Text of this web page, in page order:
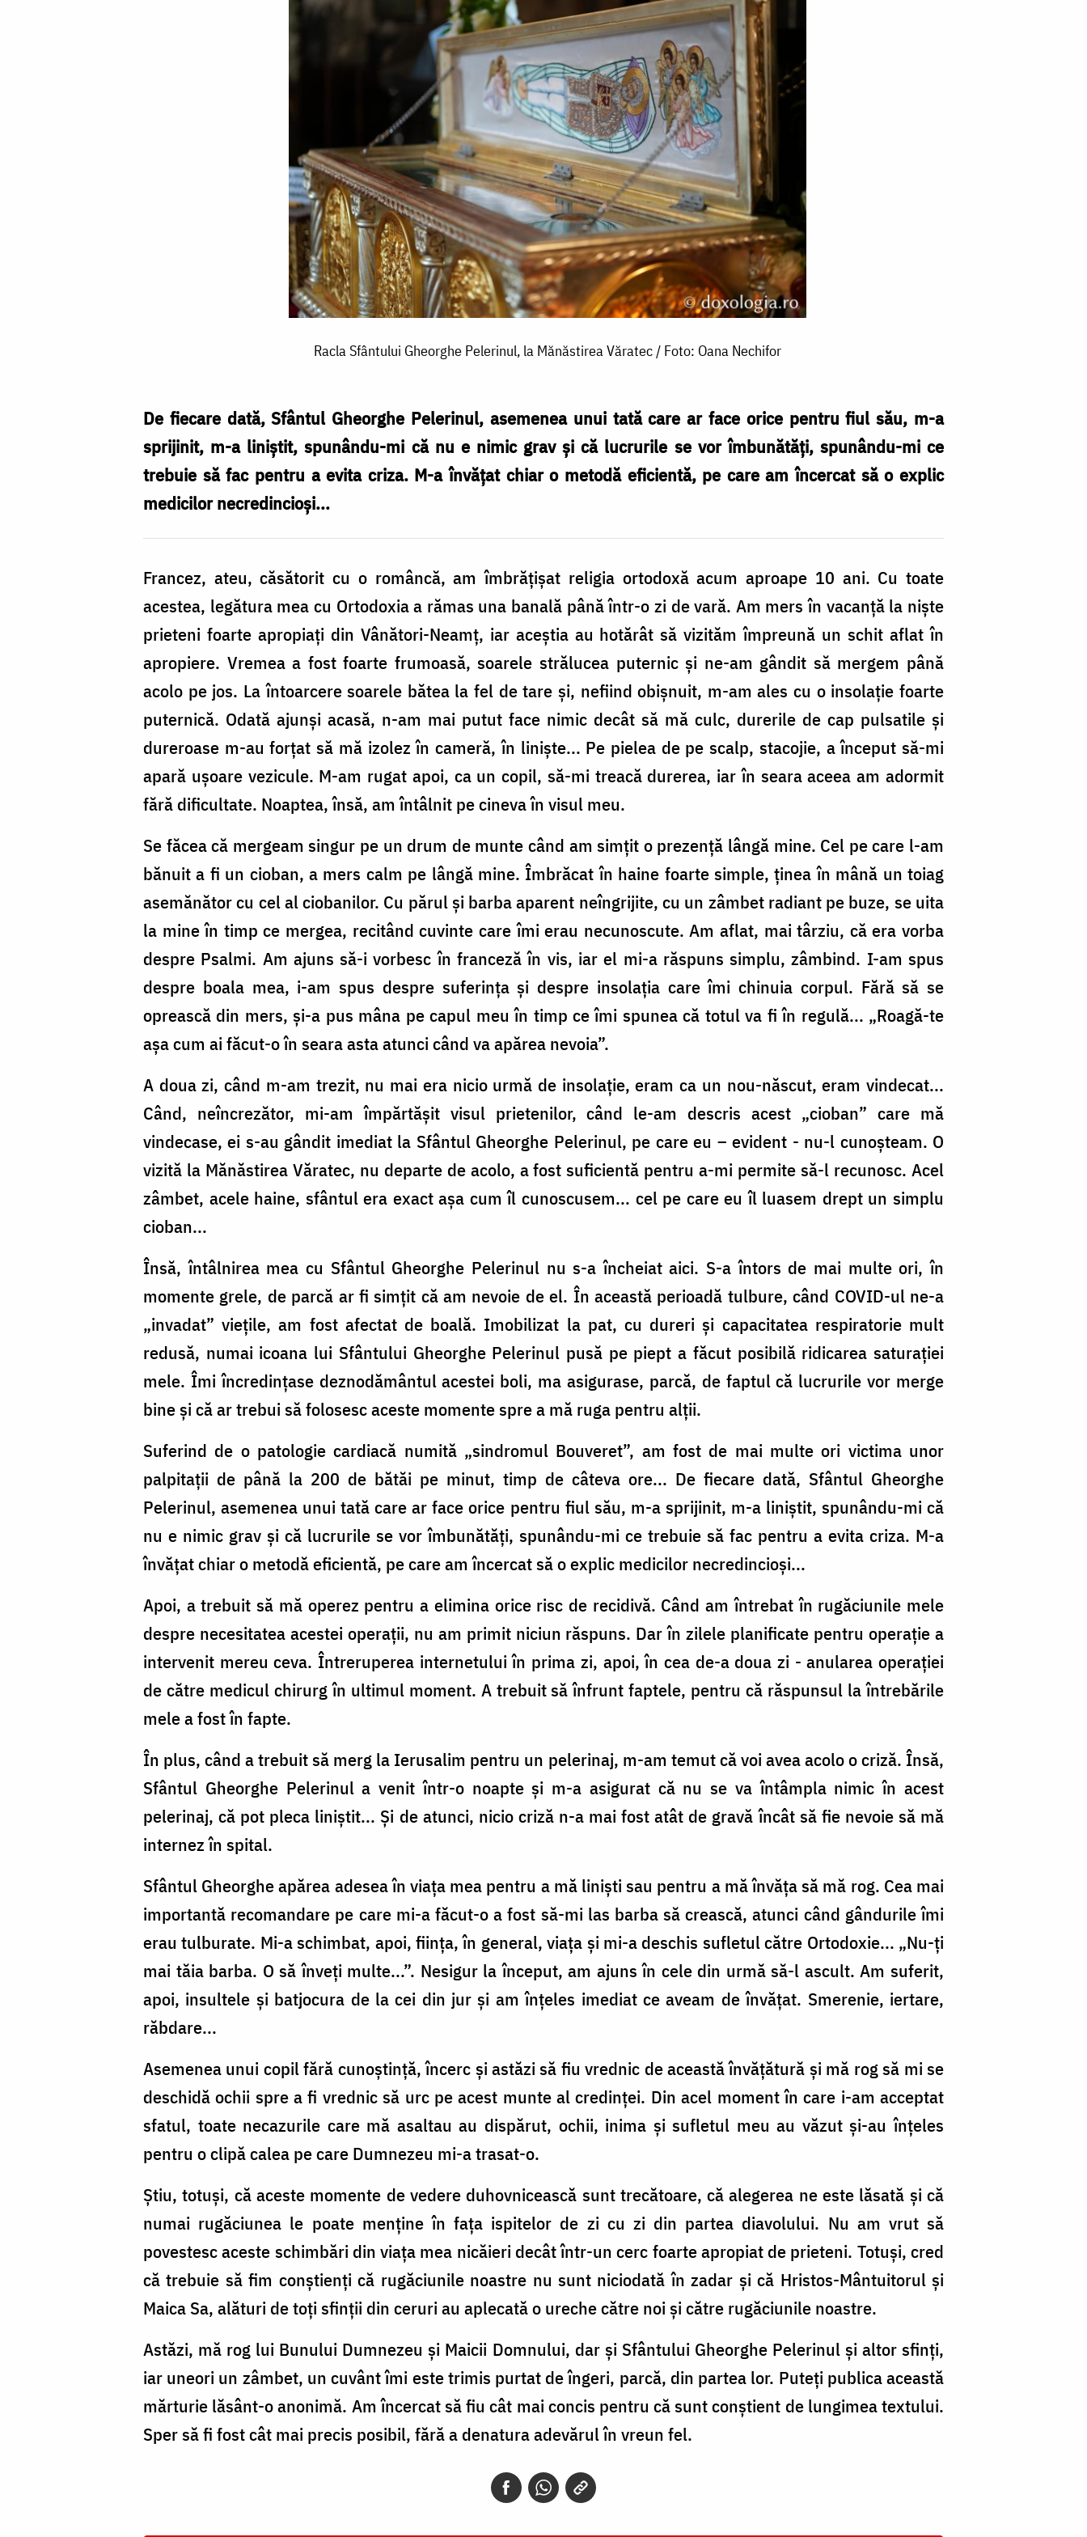
Racla Sfântului Gheorghe Pelerinul, la Mănăstirea Văratec / Foto: Oana Nechifor
De fiecare dată, Sfântul Gheorghe Pelerinul, asemenea unui tată care ar face orice pentru fiul său, m-a
sprijinit, m-a liniștit, spunându-mi că nu e nimic grav și că lucrurile se vor îmbunătăți, spunându-mi ce
trebuie să fac pentru a evita criza. M-a învățat chiar o metodă eficientă, pe care am încercat să o explic
medicilor necredincioși...
Francez, ateu, căsătorit cu o româncă, am îmbrățișat religia ortodoxă acum aproape 10 ani. Cu toate
acestea, legătura mea cu Ortodoxia a rămas una banală până într-o zi de vară. Am mers în vacanță la niște
prieteni foarte apropiați din Vânători-Neamț, iar aceștia au hotărât să vizităm împreună un schit aflat în
apropiere. Vremea a fost foarte frumoasă, soarele strălucea puternic și ne-am gândit să mergem până
acolo pe jos. La întoarcere soarele bătea la fel de tare și, nefiind obișnuit, m-am ales cu o insolație foarte
puternică. Odată ajunși acasă, n-am mai putut face nimic decât să mă culc, durerile de cap pulsatile și
dureroase m-au forțat să mă izolez în cameră, în liniște... Pe pielea de pe scalp, stacojie, a început să-mi
apară ușoare vezicule. M-am rugat apoi, ca un copil, să-mi treacă durerea, iar în seara aceea am adormit
fără dificultate. Noaptea, însă, am întâlnit pe cineva în visul meu.
Se făcea că mergeam singur pe un drum de munte când am simțit o prezență lângă mine. Cel pe care l-am
bănuit a fi un cioban, a mers calm pe lângă mine. Îmbrăcat în haine foarte simple, ținea în mână un toiag
asemănător cu cel al ciobanilor. Cu părul și barba aparent neîngrijite, cu un zâmbet radiant pe buze, se uita
la mine în timp ce mergea, recitând cuvinte care îmi erau necunoscute. Am aflat, mai târziu, că era vorba
despre Psalmi. Am ajuns să-i vorbesc în franceză în vis, iar el mi-a răspuns simplu, zâmbind. I-am spus
despre boala mea, i-am spus despre suferința și despre insolația care îmi chinuia corpul. Fără să se
oprească din mers, și-a pus mâna pe capul meu în timp ce îmi spunea că totul va fi în regulă... „Roagă-te
așa cum ai făcut-o în seara asta atunci când va apărea nevoia”.
A doua zi, când m-am trezit, nu mai era nicio urmă de insolație, eram ca un nou-născut, eram vindecat...
Când, neîncrezător, mi-am împărtășit visul prietenilor, când le-am descris acest „cioban” care mă
vindecase, ei s-au gândit imediat la Sfântul Gheorghe Pelerinul, pe care eu – evident - nu-l cunoșteam. O
vizită la Mănăstirea Văratec, nu departe de acolo, a fost suficientă pentru a-mi permite să-l recunosc. Acel
zâmbet, acele haine, sfântul era exact așa cum îl cunoscusem... cel pe care eu îl luasem drept un simplu
cioban...
Însă, întâlnirea mea cu Sfântul Gheorghe Pelerinul nu s-a încheiat aici. S-a întors de mai multe ori, în
momente grele, de parcă ar fi simțit că am nevoie de el. În această perioadă tulbure, când COVID-ul ne-a
„invadat” viețile, am fost afectat de boală. Imobilizat la pat, cu dureri și capacitatea respiratorie mult
redusă, numai icoana lui Sfântului Gheorghe Pelerinul pusă pe piept a făcut posibilă ridicarea saturației
mele. Îmi încredințase deznodământul acestei boli, ma asigurase, parcă, de faptul că lucrurile vor merge
bine și că ar trebui să folosesc aceste momente spre a mă ruga pentru alții.
Suferind de o patologie cardiacă numită „sindromul Bouveret”, am fost de mai multe ori victima unor
palpitații de până la 200 de bătăi pe minut, timp de câteva ore... De fiecare dată, Sfântul Gheorghe
Pelerinul, asemenea unui tată care ar face orice pentru fiul său, m-a sprijinit, m-a liniștit, spunându-mi că
nu e nimic grav și că lucrurile se vor îmbunătăți, spunându-mi ce trebuie să fac pentru a evita criza. M-a
învățat chiar o metodă eficientă, pe care am încercat să o explic medicilor necredincioși...
Apoi, a trebuit să mă operez pentru a elimina orice risc de recidivă. Când am întrebat în rugăciunile mele
despre necesitatea acestei operații, nu am primit niciun răspuns. Dar în zilele planificate pentru operație a
intervenit mereu ceva. Întreruperea internetului în prima zi, apoi, în cea de-a doua zi - anularea operației
de către medicul chirurg în ultimul moment. A trebuit să înfrunt faptele, pentru că răspunsul la întrebările
mele a fost în fapte.
În plus, când a trebuit să merg la Ierusalim pentru un pelerinaj, m-am temut că voi avea acolo o criză. Însă,
Sfântul Gheorghe Pelerinul a venit într-o noapte și m-a asigurat că nu se va întâmpla nimic în acest
pelerinaj, că pot pleca liniștit... Și de atunci, nicio criză n-a mai fost atât de gravă încât să fie nevoie să mă
internez în spital.
Sfântul Gheorghe apărea adesea în viața mea pentru a mă liniști sau pentru a mă învăța să mă rog. Cea mai
importantă recomandare pe care mi-a făcut-o a fost să-mi las barba să crească, atunci când gândurile îmi
erau tulburate. Mi-a schimbat, apoi, ființa, în general, viața și mi-a deschis sufletul către Ortodoxie... „Nu-ți
mai tăia barba. O să înveți multe...”. Nesigur la început, am ajuns în cele din urmă să-l ascult. Am suferit,
apoi, insultele și batjocura de la cei din jur și am înțeles imediat ce aveam de învățat. Smerenie, iertare,
răbdare...
Asemenea unui copil fără cunoștință, încerc și astăzi să fiu vrednic de această învățătură și mă rog să mi se
deschidă ochii spre a fi vrednic să urc pe acest munte al credinței. Din acel moment în care i-am acceptat
sfatul, toate necazurile care mă asaltau au dispărut, ochii, inima și sufletul meu au văzut și-au înțeles
pentru o clipă calea pe care Dumnezeu mi-a trasat-o.
Știu, totuși, că aceste momente de vedere duhovnicească sunt trecătoare, că alegerea ne este lăsată și că
numai rugăciunea le poate menține în fața ispitelor de zi cu zi din partea diavolului. Nu am vrut să
povestesc aceste schimbări din viața mea nicăieri decât într-un cerc foarte apropiat de prieteni. Totuși, cred
că trebuie să fim conștienți că rugăciunile noastre nu sunt niciodată în zadar și că Hristos-Mântuitorul și
Maica Sa, alături de toți sfinții din ceruri au aplecată o ureche ​​către noi și către rugăciunile noastre.
Astăzi, mă rog lui Bunului Dumnezeu și Maicii Domnului, dar și Sfântului Gheorghe Pelerinul și altor sfinți,
iar uneori un zâmbet, un cuvânt îmi este trimis purtat de îngeri, parcă, din partea lor. Puteți publica această
mărturie lăsânt-o anonimă. Am încercat să fiu cât mai concis pentru că sunt conștient de lungimea textului.
Sper să fi fost cât mai precis posibil, fără a denatura adevărul în vreun fel.